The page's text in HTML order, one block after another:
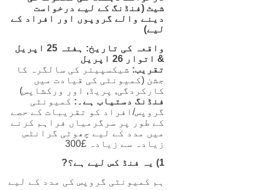
شیٹ (فنڈنگ ​​کے لیے درخواست
دینے والے گروپوں اور افراد کے
لیے)
واقعہ کی تاریخ: ہفتہ 25 اپریل
& اتوار 26 اپریل
تقریب: شیکسپیئر کی سالگرہ کا
جشن (کمیونٹی کی قیادت میں
کارکردگی, پریڈ, اور ورکشاپس)
فنڈنگ ​​دستیاب ہے۔: کمیونٹی
گروپس/افراد کو تقریبات کے حصے
کے طور پر سرگرمیاں فراہم کرنے
میں مدد کے لیے چھوٹی گرانٹس
زیادہ سے زیادہ £300
1) یہ فنڈ کس لیے ہے؟?
ہم کمیونٹی گروپس کی مدد کے لیے